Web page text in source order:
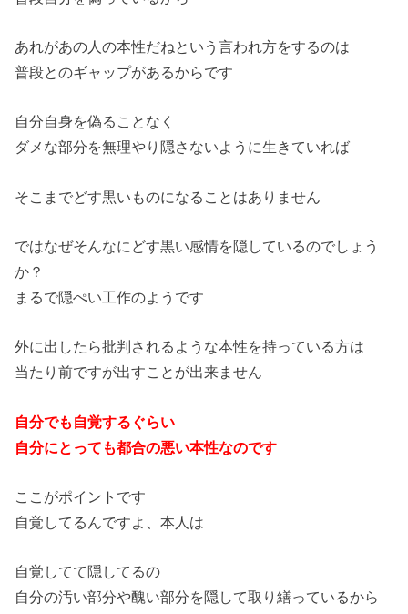
あれがあの人の本性だねという言われ方をするのは
普段とのギャップがあるからです
自分自身を偽ることなく
ダメな部分を無理やり隠さないように生きていれば
そこまでどす黒いものになることはありません
ではなぜそんなにどす黒い感情を隠しているのでしょう
か？
まるで隠ぺい工作のようです
外に出したら批判されるような本性を持っている方は
当たり前ですが出すことが出来ません
自分でも自覚するぐらい
自分にとっても都合の悪い本性なのです
ここがポイントです
自覚してるんですよ、本人は
自覚してて隠してるの
自分の汚い部分や醜い部分を隠して取り繕っているから